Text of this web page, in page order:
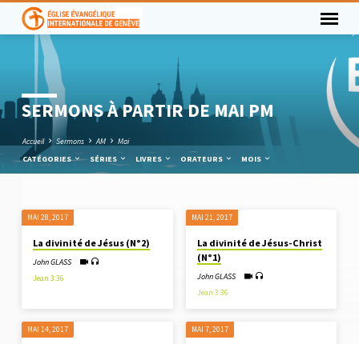
SERMONS À PARTIR DE MAI PM
Accueil Sermons AM
Mai
CATÉGORIES
SÉRIES LIVRES ORATEURS MOIS
SERMONS
PARTIR
MAI
PM
MAI 28, 2017
La divinité de Jésus (N°2)
John GLASS
Jean 3:36
MAI 21, 2017
La divinité de Jésus-Christ
(N°1)
John GLASS
Jean 3:36
MAI 14, 2017 MAI 7, 2017